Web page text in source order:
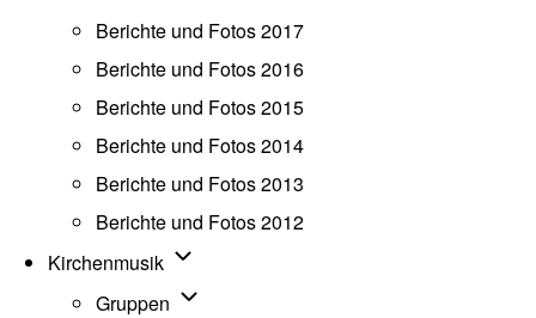
Berichte und Fotos 2017
Berichte und Fotos 2016
Berichte und Fotos 2015
Berichte und Fotos 2014
Berichte und Fotos 2013
Berichte und Fotos 2012
Kirchenmusik Unternavigation von Kirchenmusik
Gruppen Unternavigation von Gruppen